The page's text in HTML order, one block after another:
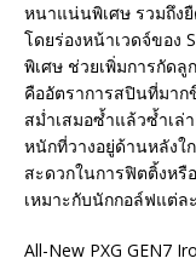
หนาแน่นพิเศษ รวมถึง
โดยร่องหน้าเวดจ์ของ
พิเศษ ช่วยเพิ่มการกัด
คืออัตราการสปินที่มา
สม่ำเสมอซ้ำแล้วซ้ำเล่
หนักที่วางอยู่ด้านหลังใ
สะดวกในการฟิตติ้งห
เหมาะกับนักกอล์ฟแต่
All-New PXG GEN7